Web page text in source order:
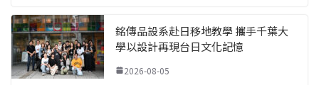
銘傳品設系赴日移地教學 攜手千葉大
學以設計再現台日文化記憶
2026-08-05